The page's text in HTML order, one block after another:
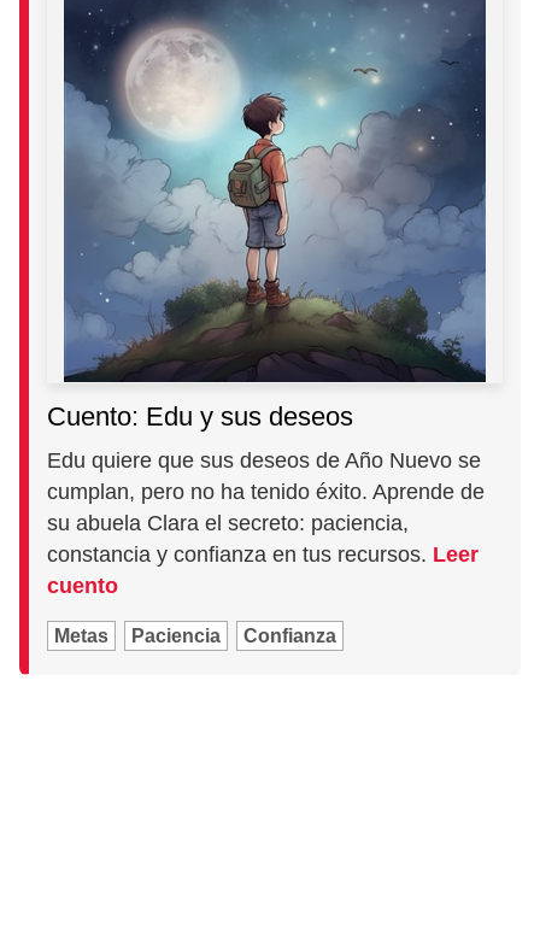
Cuento: Edu y sus deseos
Edu quiere que sus deseos de Año Nuevo se
cumplan, pero no ha tenido éxito. Aprende de
su abuela Clara el secreto: paciencia,
constancia y confianza en tus recursos. Leer
cuento
Metas Paciencia Confianza